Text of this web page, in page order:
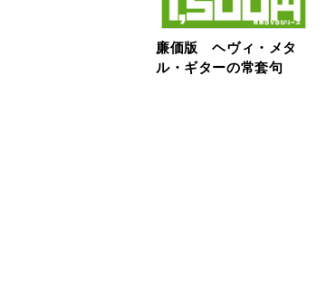
廉価版 ヘヴィ・メタ
ル・ギターの常套句